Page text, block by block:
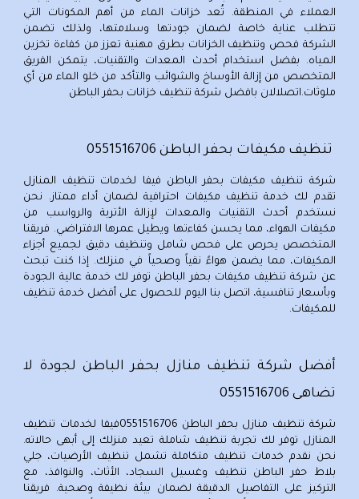
العملاء في المنطقة. تُعد خزانات الماء من أهم المكونات التي
تتطلب عناية خاصة لضمان جودتها وسلامتها، ولذلك تضمن
الشركة فحص وتنظيف الخزانات بطرق مهنية تعزز من كفاءة تخزين
المياه. بفضل استخدام أحدث المعدات والتقنيات، يتمكن الفريق
المتخصص من إزالة الأوساخ والشوائب والتأكد من خلو الماء من أي
ملوثات.اتصلالان بافضل شركة تنظيف خزانات بحفر الباطن
تنظيف مكيفات بحفر الباطن 0551516706
شركة تنظيف مكيفات بحفر الباطن فيفا لخدمات تنظيف المنازل
تقدم لك خدمة تنظيف مكيفات احترافية لضمان أداء ممتاز. نحن
نستخدم أحدث التقنيات والمعدات لإزالة الأتربة والرواسب من
مكيفات الهواء، مما يحسن كفاءتها ويطيل عمرها الافتراضي. فريقنا
المتخصص يحرص على فحص شامل وتنظيف دقيق لجميع أجزاء
المكيفات، مما يضمن هواءً نقياً وصحياً في منزلك. إذا كنت تبحث
عن شركة تنظيف مكيفات بحفر الباطن توفر لك خدمة عالية الجودة
وبأسعار تنافسية، اتصل بنا اليوم للحصول على أفضل خدمة تنظيف
للمكيفات.
أفضل شركة تنظيف منازل بحفر الباطن لجودة لا
تضاهى 0551516706
شركة تنظيف منازل بحفر الباطن
0551516706فيفا لخدمات تنظيف
المنازل توفر لك تجربة تنظيف شاملة تعيد منزلك إلى أبهى حالاته.
نحن نقدم خدمات تنظيف متكاملة تشمل تنظيف الأرضيات، جلي
بلاط حفر الباطن تنظيف وغسيل السجاد، الأثاث، والنوافذ، مع
التركيز على التفاصيل الدقيقة لضمان بيئة نظيفة وصحية. فريقنا